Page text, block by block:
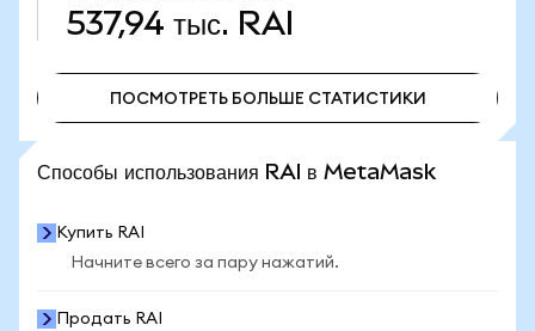
537,94 тыс. RAI
ПОСМОТРЕТЬ БОЛЬШЕ СТАТИСТИКИ
Способы использования RAI в MetaMask
Купить RAI
Начните всего за пару нажатий.
Продать RAI